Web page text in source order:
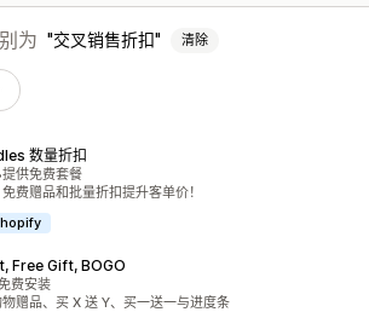
为 交叉销售折扣 清除
数量折扣
）
论
提供免费套餐
费赠品和批量折扣提升客单价！
Free Gift, BOGO
）
费安装
赠品、买 X 送 Y、买一送一与进度条